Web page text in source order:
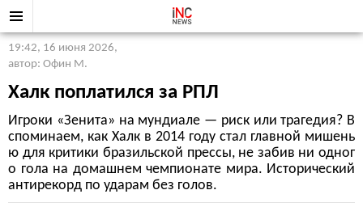
19:42, 16 июня 2026,
автор: Офин М.
Халк поплатился за РПЛ
Игроки «Зенита» на мундиале — риск или трагедия? В
споминаем, как Халк в 2014 году стал главной мишень
ю для критики бразильской прессы, не забив ни одног
о гола на домашнем чемпионате мира. Исторический
антирекорд по ударам без голов.